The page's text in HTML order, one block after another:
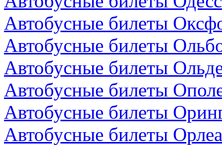
Автобусные билеты
Автобусные билеты
Автобусные билеты
Автобусные билеты
Автобусные билеты
Автобусные билеты